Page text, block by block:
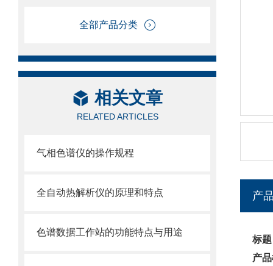
全部产品分类
相关文章
RELATED ARTICLES
气相色谱仪的操作规程
全自动热解析仪的原理和特点
色谱数据工作站的功能特点与用途
产
标
产